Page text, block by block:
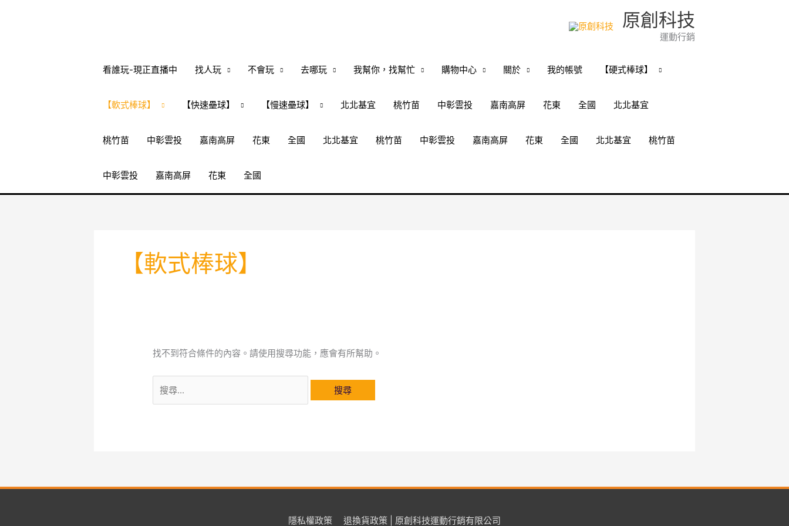
原創科技
運動行銷
看誰玩-現正直播中 找人玩 不會玩 去哪玩 我幫你，找幫忙 購物中心 關於 我的帳號 【硬式棒球】
【軟式棒球】 【快速壘球】 【慢速壘球】 北北基宜 桃竹苗 中彰雲投 嘉南高屏 花東 全國 北北基宜
桃竹苗 中彰雲投 嘉南高屏 花東 全國 北北基宜 桃竹苗 中彰雲投 嘉南高屏 花東 全國 北北基宜 桃竹苗
中彰雲投 嘉南高屏 花東 全國
【軟式棒球】
找不到符合條件的內容。請使用搜尋功能，應會有所幫助。
尋
隱私權政策 退換貨政策 | 原創科技運動行銷有限公司